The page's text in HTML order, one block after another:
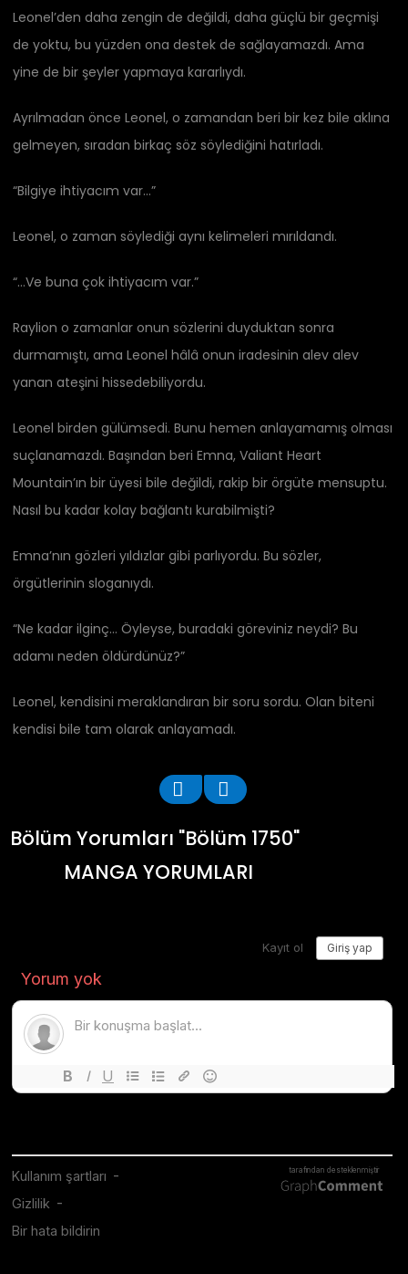
Leonel’den daha zengin de değildi, daha güçlü bir geçmişi
de yoktu, bu yüzden ona destek de sağlayamazdı. Ama
yine de bir şeyler yapmaya kararlıydı.
Ayrılmadan önce Leonel, o zamandan beri bir kez bile aklına
gelmeyen, sıradan birkaç söz söylediğini hatırladı.
“Bilgiye ihtiyacım var…”
Leonel, o zaman söylediği aynı kelimeleri mırıldandı.
“…Ve buna çok ihtiyacım var.”
Raylion o zamanlar onun sözlerini duyduktan sonra
durmamıştı, ama Leonel hâlâ onun iradesinin alev alev
yanan ateşini hissedebiliyordu.
Leonel birden gülümsedi. Bunu hemen anlayamamış olması
suçlanamazdı. Başından beri Emna, Valiant Heart
Mountain’ın bir üyesi bile değildi, rakip bir örgüte mensuptu.
Nasıl bu kadar kolay bağlantı kurabilmişti?
Emna’nın gözleri yıldızlar gibi parlıyordu. Bu sözler,
örgütlerinin sloganıydı.
“Ne kadar ilginç… Öyleyse, buradaki göreviniz neydi? Bu
adamı neden öldürdünüz?”
Leonel, kendisini meraklandıran bir soru sordu. Olan biteni
kendisi bile tam olarak anlayamadı.
Bölüm Yorumları "Bölüm 1750"
MANGA YORUMLARI